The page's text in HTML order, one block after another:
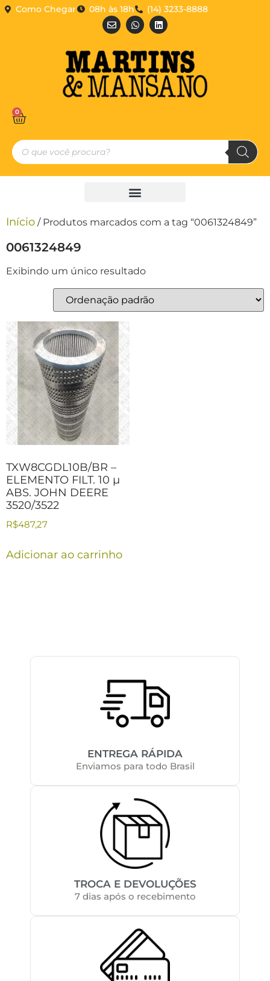
Como Chegar 08h às 18h (14) 3233-8888
0
Início / Produtos marcados com a tag “0061324849”
0061324849
Exibindo um único resultado
TXW8CGDL10B/BR –
ELEMENTO FILT. 10 µ
ABS. JOHN DEERE
3520/3522
R$487,27
Adicionar ao carrinho
ENTREGA RÁPIDA
Enviamos para todo Brasil
TROCA E DEVOLUÇÕES
7 dias após o recebimento